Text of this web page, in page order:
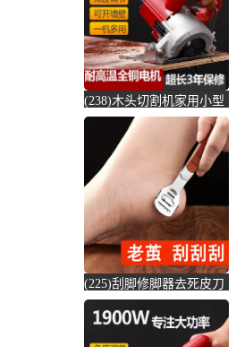
(238)木头切割机家用小型
切水泥地面金属钢材机两
用新款切槽-水泥切割机
(simtone旗舰店仅售122.65
元)
(225)刮脚修脚器去死皮刀
老茧磨脚神器脚皮工具脚
底脚后跟刨-钢筋切割工具
(齐开雅致专卖店仅售13.8